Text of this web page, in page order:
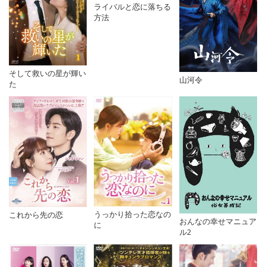
そして救いの星が輝い
た
ライバルと恋に落ちる
方法
山河令
これから先の恋
うっかり拾った恋なの
に
おんなの幸せマニュア
ル2